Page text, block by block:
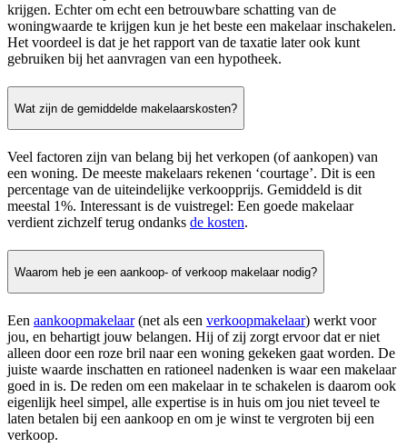
krijgen. Echter om echt een betrouwbare schatting van de
woningwaarde te krijgen kun je het beste een makelaar inschakelen.
Het voordeel is dat je het rapport van de taxatie later ook kunt
gebruiken bij het aanvragen van een hypotheek.
Wat zijn de gemiddelde makelaarskosten?
Veel factoren zijn van belang bij het verkopen (of aankopen) van
een woning. De meeste makelaars rekenen ‘courtage’. Dit is een
percentage van de uiteindelijke verkoopprijs. Gemiddeld is dit
meestal 1%. Interessant is de vuistregel: Een goede makelaar
verdient zichzelf terug ondanks de kosten.
Waarom heb je een aankoop- of verkoop makelaar nodig?
Een aankoopmakelaar(net als een verkoopmakelaar) werkt voor
jou, en behartigt jouw belangen. Hij of zij zorgt ervoor dat er niet
alleen door een roze bril naar een woning gekeken gaat worden. De
juiste waarde inschatten en rationeel nadenken is waar een makelaar
goed in is. De reden om een makelaar in te schakelen is daarom ook
eigenlijk heel simpel, alle expertise is in huis om jou niet teveel te
laten betalen bij een aankoop en om je winst te vergroten bij een
verkoop.